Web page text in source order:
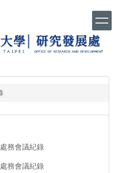
務會議紀錄
務會議紀錄